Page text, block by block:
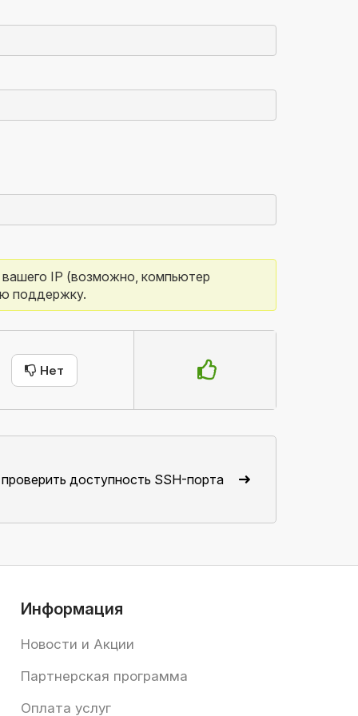
вашего IP (возможно, компьютер
поддержку.
Нет
доступность SSH-порта
Информация
Новости и Акции
Партнерская программа
Оплата услуг